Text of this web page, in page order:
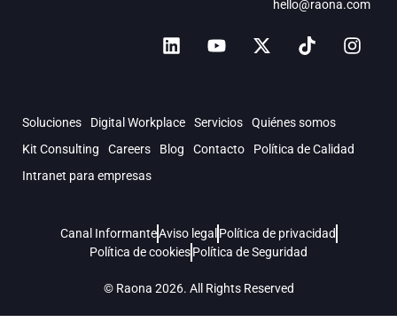
hello@raona.com
Soluciones Digital Workplace Servicios
Quiénes somos
Kit Consulting
Careers Blog Contacto
Política de Calidad
Intranet para empresas
© Raona 2026. All Rights Reserved
Canal InformanteAviso legal Política de privacidad
Política de cookiesPolítica de Seguridad